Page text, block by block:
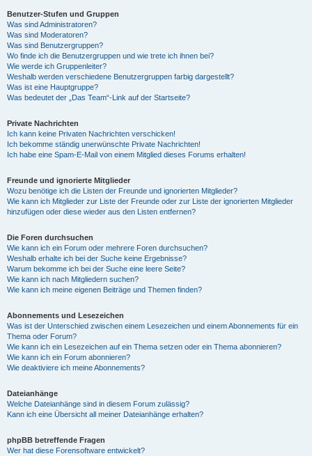
V
d
e
o
Benutzer-Stufen und Gruppen
Was sind Administratoren?
Was sind Moderatoren?
Was sind Benutzergruppen?
Wo finde ich die Benutzergruppen und wie trete ich ihnen bei?
Wie werde ich Gruppenleiter?
Weshalb werden verschiedene Benutzergruppen farbig dargestellt?
Was ist eine Hauptgruppe?
Was bedeutet der „Das Team“-Link auf der Startseite?
Private Nachrichten
Ich kann keine Privaten Nachrichten verschicken!
Ich bekomme ständig unerwünschte Private Nachrichten!
Ich habe eine Spam-E-Mail von einem Mitglied dieses Forums erhalten!
Freunde und ignorierte Mitglieder
Wozu benötige ich die Listen der Freunde und ignorierten Mitglieder?
Wie kann ich Mitglieder zur Liste der Freunde oder zur Liste der ignorierten Mitglieder
hinzufügen oder diese wieder aus den Listen entfernen?
Die Foren durchsuchen
Wie kann ich ein Forum oder mehrere Foren durchsuchen?
Weshalb erhalte ich bei der Suche keine Ergebnisse?
Warum bekomme ich bei der Suche eine leere Seite?
Wie kann ich nach Mitgliedern suchen?
Wie kann ich meine eigenen Beiträge und Themen finden?
Abonnements und Lesezeichen
Was ist der Unterschied zwischen einem Lesezeichen und einem Abonnements für ein
Thema oder Forum?
Wie kann ich ein Lesezeichen auf ein Thema setzen oder ein Thema abonnieren?
Wie kann ich ein Forum abonnieren?
Wie deaktiviere ich meine Abonnements?
Dateianhänge
Welche Dateianhänge sind in diesem Forum zulässig?
Kann ich eine Übersicht all meiner Dateianhänge erhalten?
phpBB betreffende Fragen
Wer hat diese Forensoftware entwickelt?